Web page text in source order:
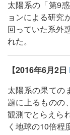
太陽系の「第9
ョンによる研究
回っていた系外
れた。
【2016年6月2日
太陽系の果ての
題に上るものの
観測でとらえら
く地球の10倍程